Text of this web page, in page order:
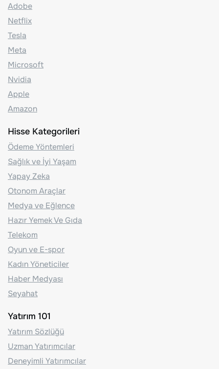
Adobe
Netflix
Tesla
Meta
Microsoft
Nvidia
Apple
Amazon
Hisse Kategorileri
Ödeme Yöntemleri
Sağlık ve İyi Yaşam
Yapay Zeka
Otonom Araçlar
Medya ve Eğlence
Hazır Yemek Ve Gıda
Telekom
Oyun ve E-spor
Kadın Yöneticiler
Haber Medyası
Seyahat
Yatırım 101
Yatırım Sözlüğü
Uzman Yatırımcılar
Deneyimli Yatırımcılar